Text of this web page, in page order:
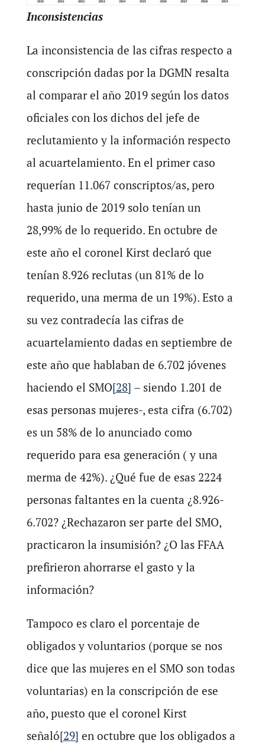
Inconsistencias
La inconsistencia de las cifras respecto a
conscripción dadas por la DGMN resalta
al comparar el año 2019 según los datos
oficiales con los dichos del jefe de
reclutamiento y la información respecto
al acuartelamiento. En el primer caso
requerían 11.067 conscriptos/as, pero
hasta junio de 2019 solo tenían un
28,99% de lo requerido. En octubre de
este año el coronel Kirst declaró que
tenían 8.926 reclutas (un 81% de lo
requerido, una merma de un 19%). Esto a
su vez contradecía las cifras de
acuartelamiento dadas en septiembre de
este año que hablaban de 6.702 jóvenes
haciendo el SMO[28] – siendo 1.201 de
esas personas mujeres-, esta cifra (6.702)
es un 58% de lo anunciado como
requerido para esa generación ( y una
merma de 42%). ¿Qué fue de esas 2224
personas faltantes en la cuenta ¿8.926-
6.702? ¿Rechazaron ser parte del SMO,
practicaron la insumisión? ¿O las FFAA
prefirieron ahorrarse el gasto y la
información?
Tampoco es claro el porcentaje de
obligados y voluntarios (porque se nos
dice que las mujeres en el SMO son todas
voluntarias) en la conscripción de ese
año, puesto que el coronel Kirst
señaló[29] en octubre que los obligados a